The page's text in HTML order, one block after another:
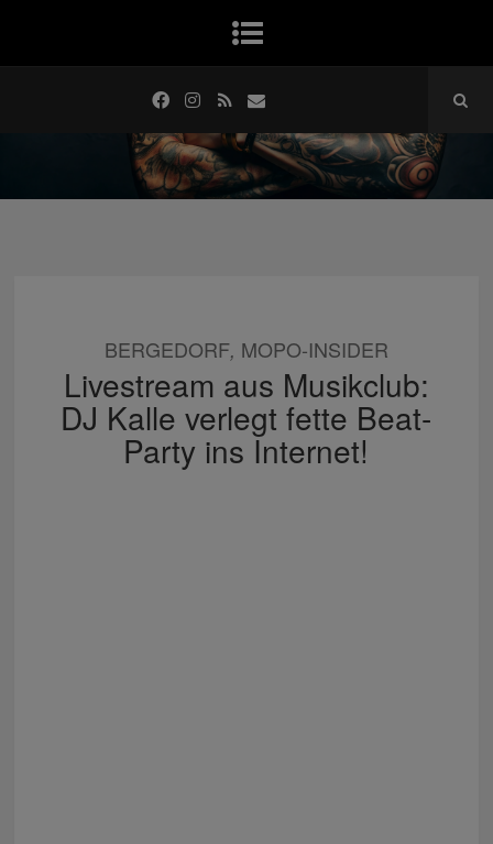
BERGEDORF, MOPO-INSIDER
Livestream aus Musikclub:
DJ Kalle verlegt fette Beat-
Party ins Internet!